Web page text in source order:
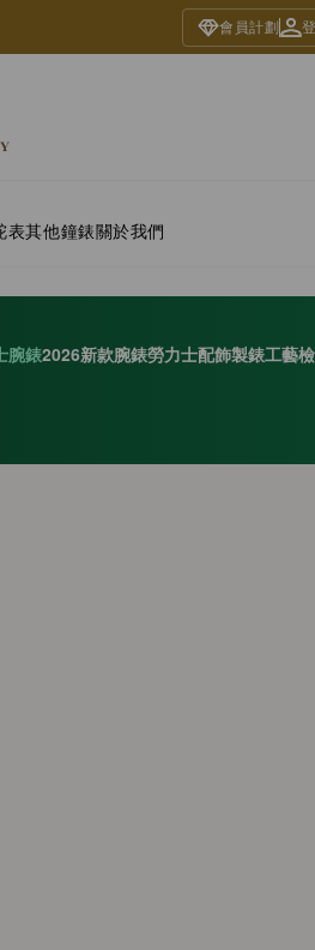
會員計劃
表其他鐘錶關於我們
腕錶2026新款腕錶勞力士配飾製錶工藝